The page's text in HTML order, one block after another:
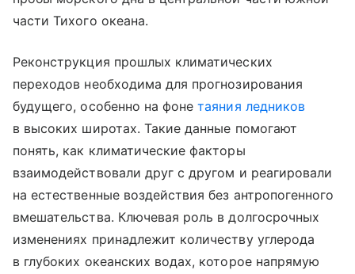
части Тихого океана.
Реконструкция прошлых климатических
переходов необходима для прогнозирования
будущего, особенно на фонетаяния ледников
в высоких широтах. Такие данные помогают
понять, как климатические факторы
взаимодействовали друг с другом и реагировали
на естественные воздействия без антропогенного
вмешательства. Ключевая роль в долгосрочных
изменениях принадлежит количеству углерода
в глубоких океанских водах, которое напрямую